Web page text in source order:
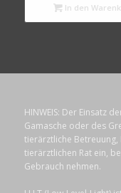
In den
HINWEIS: Der Einsatz
Gamasche oder des
tierärztliche Betreuung,
tierärztlichen Rat ein,
Gebrauch nehmen.